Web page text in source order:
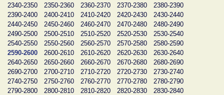
2340-2350
2350-2360 2360-2370 2370-2380
2380-2390
2390-2400
2400-2410 2410-2420 2420-2430
2430-2440
2440-2450
2450-2460 2460-2470 2470-2480
2480-2490
2490-2500
2500-2510 2510-2520 2520-2530
2530-2540
2540-2550
2550-2560 2560-2570 2570-2580
2580-2590
2590-2600
2600-2610 2610-2620 2620-2630
2630-2640
2640-2650
2650-2660 2660-2670 2670-2680
2680-2690
2690-2700
2700-2710 2710-2720 2720-2730
2730-2740
2740-2750
2750-2760 2760-2770 2770-2780
2780-2790
2790-2800
2800-2810 2810-2820 2820-2830
2830-2840